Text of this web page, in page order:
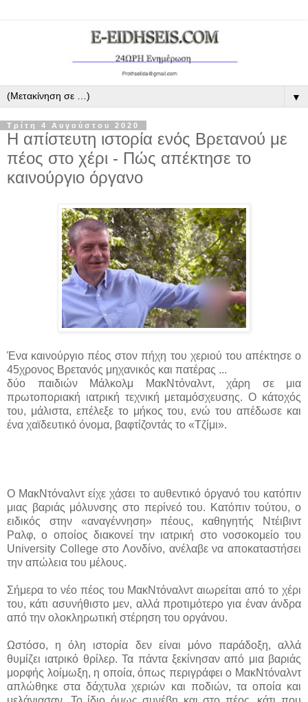
▼
Τρίτη 4 Αυγούστου 2020
Η απίστευτη ιστορία ενός Βρετανού με
πέος στο χέρι - Πώς απέκτησε το
καινούργιο όργανο
Ένα καινούργιο πέος στον πήχη του χεριού του απέκτησε ο
45χρονος Βρετανός μηχανικός και πατέρας ...
δύο παιδιών Μάλκολμ ΜακΝτόναλντ, χάρη σε μια
πρωτοποριακή ιατρική τεχνική μεταμόσχευσης. Ο κάτοχός
του, μάλιστα, επέλεξε το μήκος του, ενώ του απέδωσε και
ένα χαϊδευτικό όνομα, βαφτίζοντάς το «Τζίμι».
Ο ΜακΝτόναλντ είχε χάσει το αυθεντικό όργανό του κατόπιν
μιας βαριάς μόλυνσης στο περίνεό του. Κατόπιν τούτου, ο
ειδικός στην «αναγέννηση» πέους, καθηγητής Ντέιβιντ
Ραλφ, ο οποίος διακονεί την ιατρική στο νοσοκομείο του
University College στο Λονδίνο, ανέλαβε να αποκαταστήσει
την απώλεια του μέλους.
Σήμερα το νέο πέος του ΜακΝτόναλντ αιωρείται από το χέρι
του, κάτι ασυνήθιστο μεν, αλλά προτιμότερο για έναν άνδρα
από την ολοκληρωτική στέρηση του οργάνου.
Ωστόσο, η όλη ιστορία δεν είναι μόνο παράδοξη, αλλά
θυμίζει ιατρικό θρίλερ. Τα πάντα ξεκίνησαν από μια βαριάς
μορφής λοίμωξη, η οποία, όπως περιγράφει ο ΜακΝτόναλντ
απλώθηκε στα δάχτυλα χεριών και ποδιών, τα οποία και